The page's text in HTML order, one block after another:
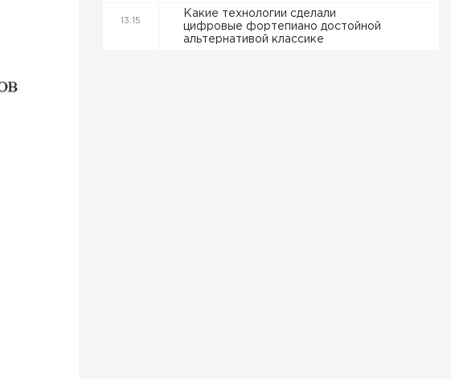
13:15
Какие технологии сделали
цифровые фортепиано достойной
альтернативой классике